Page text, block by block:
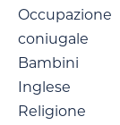
Occupazione
coniugale
Bambini
Inglese
Religione